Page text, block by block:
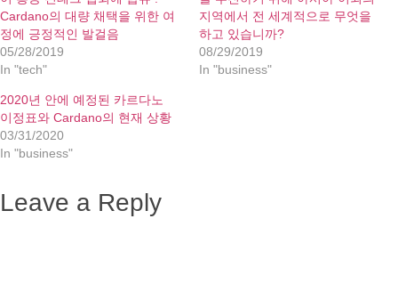
Cardano의 대량 채택을 위한 여
정에 긍정적인 발걸음
05/28/2019
In "tech"
지역에서 전 세계적으로 무엇을
하고 있습니까?
08/29/2019
In "business"
2020년 안에 예정된 카르다노
이정표와 Cardano의 현재 상황
03/31/2020
In "business"
Leave a Reply